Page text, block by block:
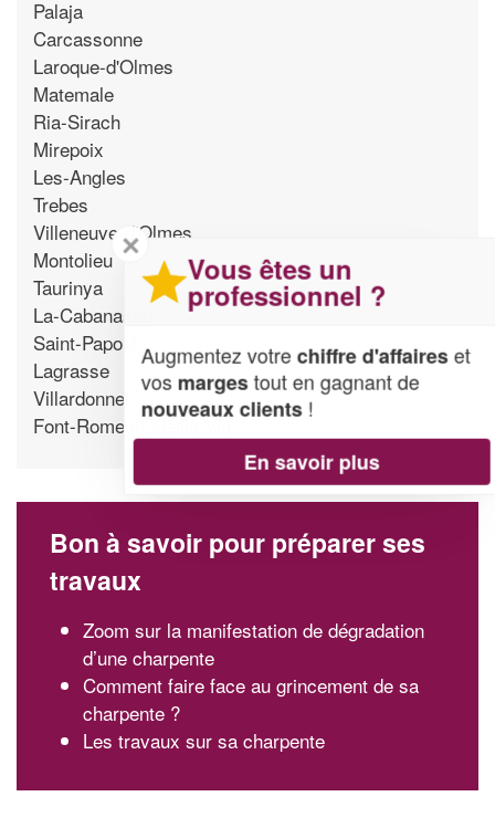
Palaja
Carcassonne
Laroque-d'Olmes
Matemale
Ria-Sirach
Mirepoix
Les-Angles
Trebes
Villeneuve-d'Olmes
Montolieu
Taurinya
La-Cabanasse
Saint-Papoul
Lagrasse
Villardonnel
Font-Romeu-Odeillo-Via
Bon à savoir pour préparer ses
travaux
Zoom sur la manifestation de dégradation
d’une charpente
Comment faire face au grincement de sa
charpente ?
Les travaux sur sa charpente
✕
Vous êtes un
professionnel ?
Augmentez votrechiffre d'affaireset
vos margestout en gagnant de
nouveaux clients!
En savoir plus